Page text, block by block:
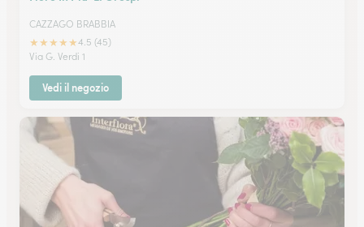
CAZZAGO BRABBIA
★★★★★4.5 (45)
Via G. Verdi 1
Vedi il negozio